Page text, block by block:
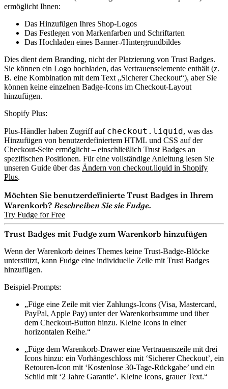
ermöglicht Ihnen:
Das Hinzufügen Ihres Shop-Logos
Das Festlegen von Markenfarben und Schriftarten
Das Hochladen eines Banner-/Hintergrundbildes
Dies dient dem Branding, nicht der Platzierung von Trust Badges.
Sie können ein Logo hochladen, das Vertrauenselemente enthält (z.
B. eine Kombination mit dem Text „Sicherer Checkout“), aber Sie
können keine einzelnen Badge-Icons im Checkout-Layout
hinzufügen.
Shopify Plus:
Plus-Händler haben Zugriff auf checkout.liquid , was das
Hinzufügen von benutzerdefiniertem HTML und CSS auf der
Checkout-Seite ermöglicht – einschließlich Trust Badges an
spezifischen Positionen. Für eine vollständige Anleitung lesen Sie
unseren Guide über das Ändern von checkout.liquid in Shopify
Plus.
Möchten Sie benutzerdefinierte Trust Badges in Ihrem
Warenkorb? Beschreiben Sie sie Fudge.
Try Fudge for Free
Trust Badges mit Fudge zum Warenkorb hinzufügen
Wenn der Warenkorb deines Themes keine Trust-Badge-Blöcke
unterstützt, kann Fudge eine individuelle Zeile mit Trust Badges
hinzufügen.
Beispiel-Prompts:
„Füge eine Zeile mit vier Zahlungs-Icons (Visa, Mastercard,
PayPal, Apple Pay) unter der Warenkorbsumme und über
dem Checkout-Button hinzu. Kleine Icons in einer
horizontalen Reihe.“
„Füge dem Warenkorb-Drawer eine Vertrauenszeile mit drei
Icons hinzu: ein Vorhängeschloss mit ‘Sicherer Checkout’, ein
Retouren-Icon mit ‘Kostenlose 30-Tage-Rückgabe’ und ein
Schild mit ‘2 Jahre Garantie’. Kleine Icons, grauer Text.“